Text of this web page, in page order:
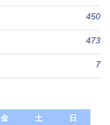
450
473
7
金 土
日